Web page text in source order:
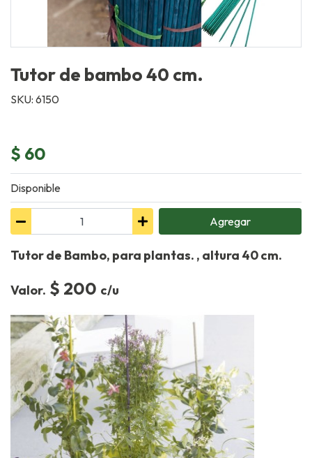
Tutor de bambo 40 cm.
SKU: 6150
$ 60
Disponible
Agregar
Tutor de Bambo, para plantas. , altura 40 cm.
Valor. $ 200 c/u